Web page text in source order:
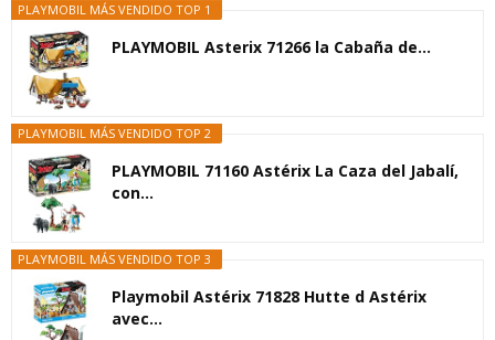
PLAYMOBIL MÁS VENDIDO TOP 1
PLAYMOBIL Asterix 71266 la Cabaña de...
PLAYMOBIL MÁS VENDIDO TOP 2
PLAYMOBIL 71160 Astérix La Caza del Jabalí,
con...
PLAYMOBIL MÁS VENDIDO TOP 3
Playmobil Astérix 71828 Hutte d Astérix
avec...